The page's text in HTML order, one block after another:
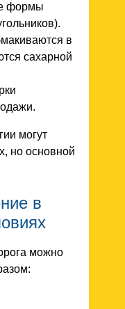
формы
в
сахарной
могут
но основной
в
можно